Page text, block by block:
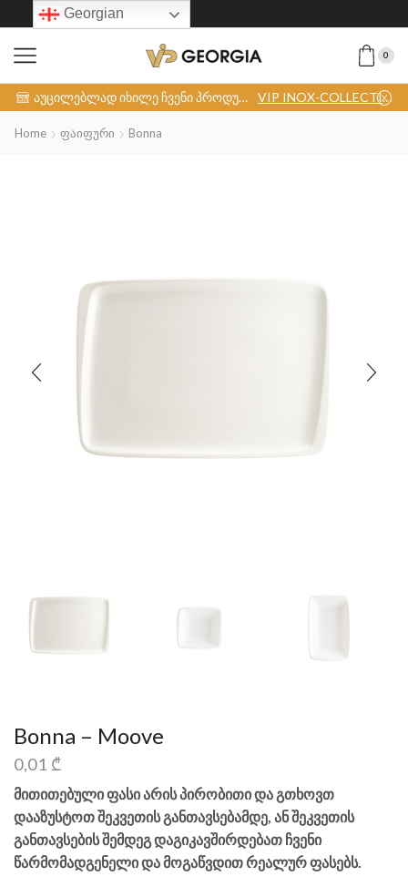
0
აუცილებლად იხილე ჩვენი პროდუქცია VIP INOX-COLLECTION
Home Ფაიფური Bonna
Bonna – Moove
0,01 ₾
მითითებული ფასი არის პირობითი და გთხოვთ
დააზუსტოთ შეკვეთის განთავსებამდე, ან შეკვეთის
განთავსების შემდეგ დაგიკავშირდებათ ჩვენი
წარმომადგენელი და მოგაწვდით რეალურ ფასებს.
Georgian